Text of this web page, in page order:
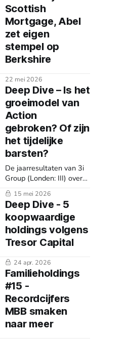
Scottish
Mortgage, Abel
zet eigen
stempel op
Berkshire
22 mei 2026
Deep Dive – Is het
groeimodel van
Action
gebroken? Of zijn
het tijdelijke
barsten?
De jaarresultaten van 3i
Group (Londen: III) over
het gebroken boekjaar
2026 zijn gepresenteerd.
Hoewel de holding een
solide totaalrendement
op het eigen vermogen
van 22% rapporteerde,
ruim boven de eigen
doelstelling van 15%,
reageerde de beurs
nerveus met een forse
koersdaling. De Net
Asset Value (NAV) steeg
naar GBP
15 mei 2026
Deep Dive - 5
koopwaardige
holdings volgens
Tresor Capital
24 apr. 2026
Familieholdings
#15 -
Recordcijfers
MBB smaken
naar meer